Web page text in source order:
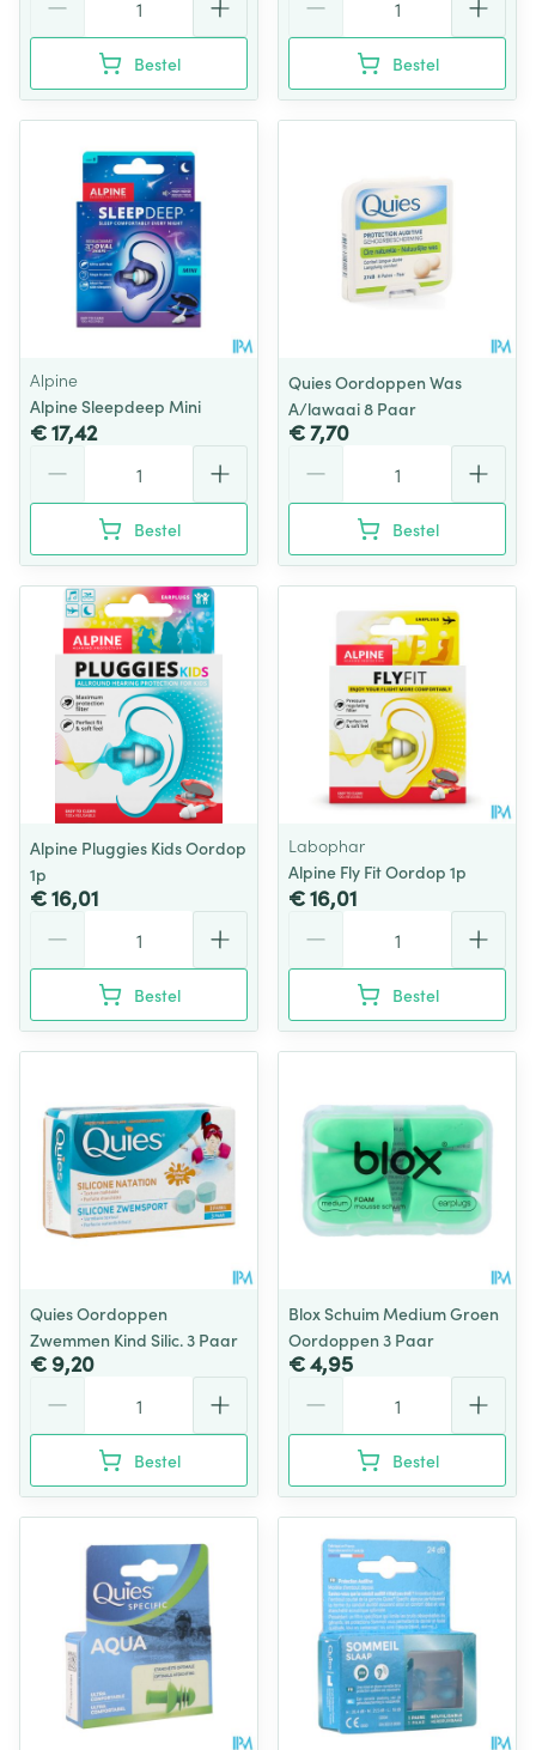
Bestel Bestel
Alpine
Alpine Sleepdeep Mini
€ 17,42
Bestel
Quies Oordoppen Was
A/lawaai 8 Paar
€ 7,70
Bestel
Alpine Pluggies Kids Oordop
1p
€ 16,01
Bestel
Labophar
Alpine Fly Fit Oordop 1p
€ 16,01
Bestel
Quies Oordoppen
Zwemmen Kind Silic. 3 Paar
€ 9,20
Bestel
Blox Schuim Medium Groen
Oordoppen 3 Paar
€ 4,95
Bestel